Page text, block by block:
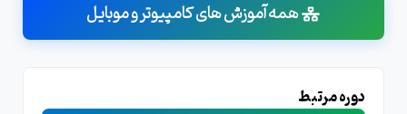
همه آموزش های کامپیوتر و موبایل
دوره مرتبط